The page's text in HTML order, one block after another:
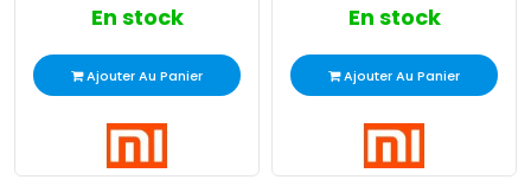
En stock
Ajouter Au Panier
En stock
Ajouter Au Panier